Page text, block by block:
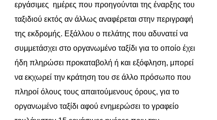
εργάσιμες ημέρες που προηγούνται της έναρξης του
ταξιδιού εκτός αν άλλως αναφέρεται στην περιγραφή
της εκδρομής. Εξάλλου ο πελάτης που αδυνατεί να
συμμετάσχει στο οργανωμένο ταξίδι για το οποίο έχει
ήδη πληρώσει προκαταβολή ή και εξόφληση, μπορεί
να εκχωρεί την κράτηση του σε άλλο πρόσωπο που
πληροί όλους τους απαιτούμενους όρους, για το
οργανωμένο ταξίδι αφού ενημερώσει το γραφείο